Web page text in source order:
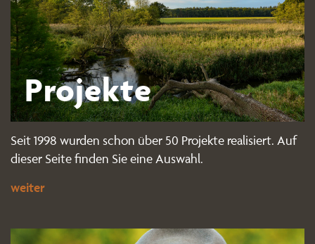
Projekte
Seit 1998 wurden schon über 50 Projekte realisiert. Auf
dieser Seite finden Sie eine Auswahl.
weiter